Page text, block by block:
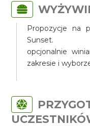
Propozycje na
Sunset.
opcjonalnie
zakresie i